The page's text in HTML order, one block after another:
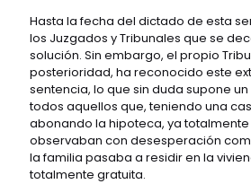
Hasta la fecha del dictado de esta
los Juzgados y Tribunales que se
solución. Sin embargo, el propio
posterioridad, ha reconocido este
sentencia, lo que sin duda supone
todos aquellos que, teniendo una
abonando la hipoteca, ya totalmente
observaban con desesperación
la familia pasaba a residir en la
totalmente gratuita.